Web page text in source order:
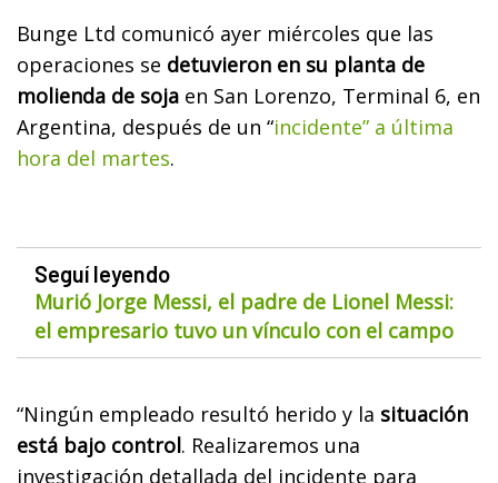
Bunge Ltd comunicó ayer miércoles que las
operaciones se detuvieron en su planta de
molienda de soja en San Lorenzo, Terminal 6, en
Argentina, después de un “incidente” a última
hora del martes.
Seguí leyendo
Murió Jorge Messi, el padre de Lionel Messi:
el empresario tuvo un vínculo con el campo
“Ningún empleado resultó herido y la situación
está bajo control. Realizaremos una
investigación detallada del incidente para